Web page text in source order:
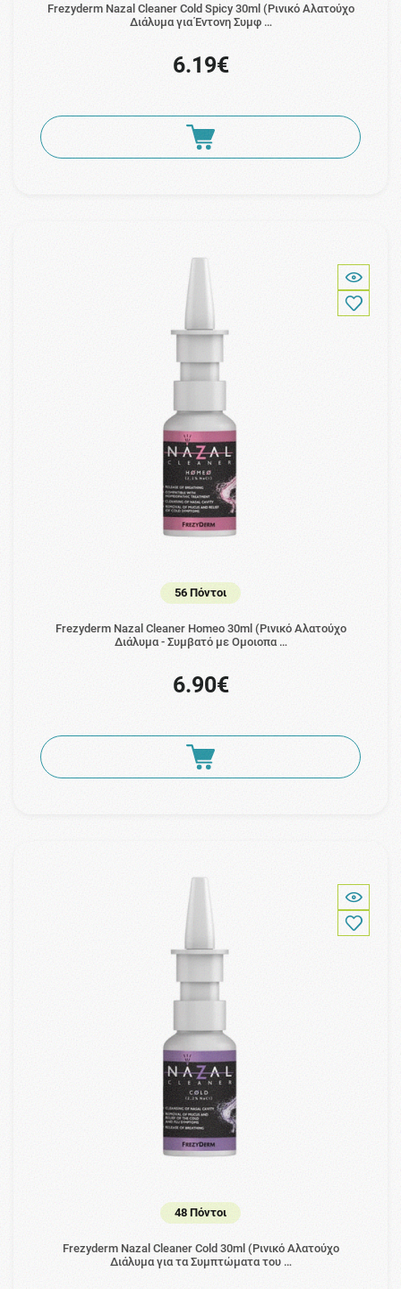
Frezyderm Nazal Cleaner Cold Spicy 30ml (Ρινικό Αλατούχο
Διάλυμα για Έντονη Συμφ …
6.19€
56 Πόντοι
Frezyderm Nazal Cleaner Homeo 30ml (Ρινικό Αλατούχο
Διάλυμα - Συμβατό με Ομοιοπα …
6.90€
48 Πόντοι
Frezyderm Nazal Cleaner Cold 30ml (Ρινικό Αλατούχο
Διάλυμα για τα Συμπτώματα του …